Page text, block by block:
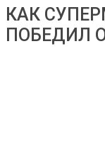
КАК
ПОБЕДИЛ